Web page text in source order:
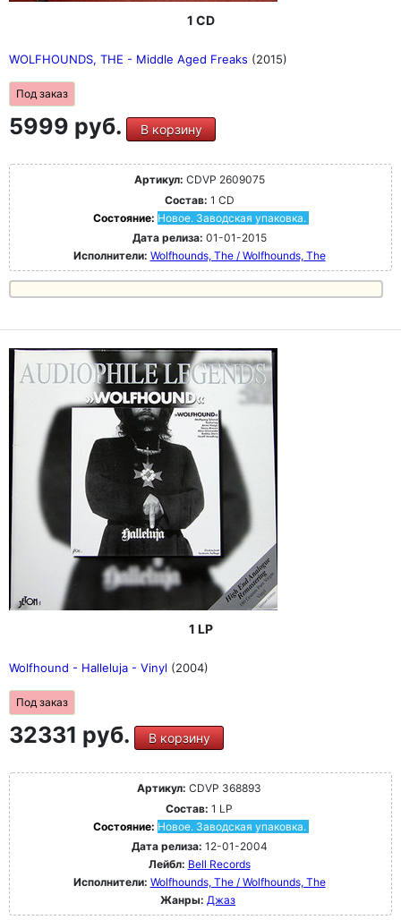
1 CD
WOLFHOUNDS, THE - Middle Aged Freaks (2015)
Под заказ
5999 руб. В корзину
Артикул: CDVP 2609075
Состав: 1 CD
Состояние: Новое. Заводская упаковка.
Дата релиза: 01-01-2015
Исполнители: Wolfhounds, The / Wolfhounds, The
1 LP
Wolfhound - Halleluja - Vinyl (2004)
Под заказ
32331 руб. В корзину
Артикул: CDVP 368893
Состав: 1 LP
Состояние: Новое. Заводская упаковка.
Дата релиза: 12-01-2004
Лейбл: Bell Records
Исполнители: Wolfhounds, The / Wolfhounds, The
Жанры: Джаз